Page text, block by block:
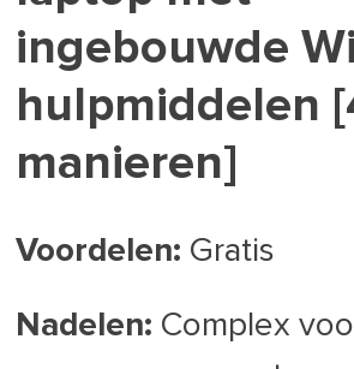
ingebouwde
hulpmiddelen
manieren]
Voordelen: Gratis
Nadelen: Complex